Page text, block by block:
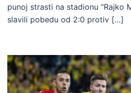
punoj strasti na stadionu “Rajko
slavili pobedu od 2:0 protiv […]